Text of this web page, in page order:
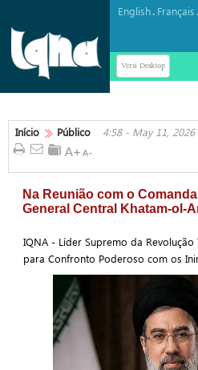
English. Français.
Versi Desktop
Início Público 4:58 - May 11, 2026
Na Reunião com o
General Central Khatam-ol-
IQNA - Líder Supremo da
para Confronto Poderoso com os